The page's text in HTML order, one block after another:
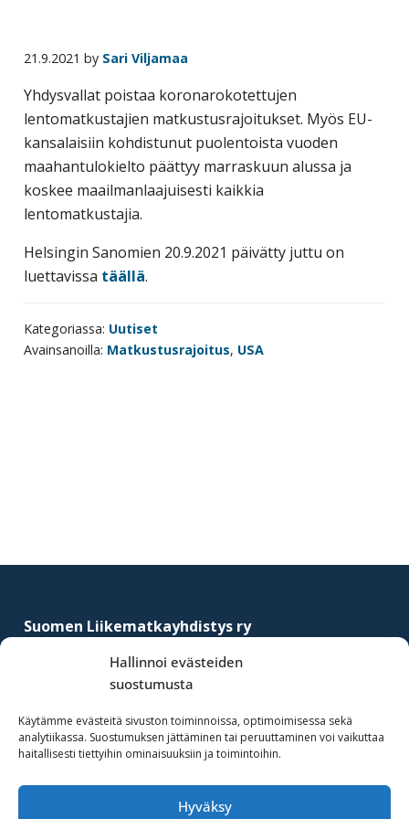
Hallinnoi evästeiden
suostumusta
Käytämme evästeitä sivuston toiminnoissa, optimoimisessa sekä
analytiikassa. Suostumuksen jättäminen tai peruuttaminen voi vaikuttaa
haitallisesti tiettyihin ominaisuuksiin ja toimintoihin.
Hyväksy
jonka
tehtävä
on
edistää
hyvää
ja
kustannus­
matka-
ja
21.9.2021 by Sari Viljamaa
Yhdysvallatpoistaa koronarokotettujen
lentomatkustajien matkustusrajoitukset. Myös EU-
kansalaisiin kohdistunut puolentoista vuoden
maahantulokielto päättyy marraskuun alussa ja
koskee maailmanlaajuisesti kaikkia
lentomatkustajia.
Helsingin Sanomien 20.9.2021 päivätty juttu on
luettavissa täällä.
Kategoriassa: Uutiset
Avainsanoilla: Matkustusrajoitus, USA
Suomen Liikematkayhdistys ry
Simonkatu 12 B 30
(09) 441 244